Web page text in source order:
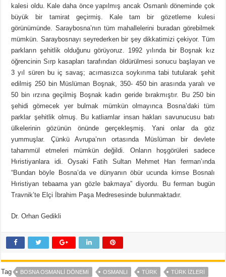
kalesi oldu. Kale daha önce yapılmış ancak Osmanlı döneminde çok
büyük bir tamirat geçirmiş. Kale tam bir gözetleme kulesi
görünümünde. Saraybosna’nın tüm mahallelerini buradan görebilmek
mümkün. Saraybosnayı seyrederken bir şey dikkatimizi çekiyor. Tüm
parkların şehitlik olduğunu görüyoruz. 1992 yılında bir Boşnak kız
öğrencinin Sırp kasapları tarafından öldürülmesi sonucu başlayan ve
3 yıl süren bu iç savaş; acımasızca soykırıma tabi tutularak şehit
edilmiş 250 bin Müslüman Boşnak, 350- 450 bin arasında yaralı ve
50 bin ırzına geçilmiş Boşnak kadın geride bırakmıştır. Bu 250 bin
şehidi gömecek yer bulmak mümkün olmayınca Bosna’daki tüm
parklar şehitlik olmuş. Bu katliamlar insan hakları savunucusu batı
ülkelerinin gözünün önünde gerçekleşmiş. Yani onlar da göz
yummuşlar. Çünkü Avrupa’nın ortasında Müslüman bir devlete
tahammül etmeleri mümkün değildi. Onların hoşgörüleri sadece
Hıristiyanlara idi. Oysaki Fatih Sultan Mehmet Han ferman’ında
“Bundan böyle Bosna’da ve dünyanın öbür ucunda kimse Bosnalı
Hıristiyan tebaama yan gözle bakmaya” diyordu. Bu ferman bugün
Travnik’te Elçi İbrahim Paşa Medresesinde bulunmaktadır.
Dr. Orhan Gedikli
Tag BOSNA OSMANLI DÖNEMI OSMANLI TÜRK TÜRK IZLERI